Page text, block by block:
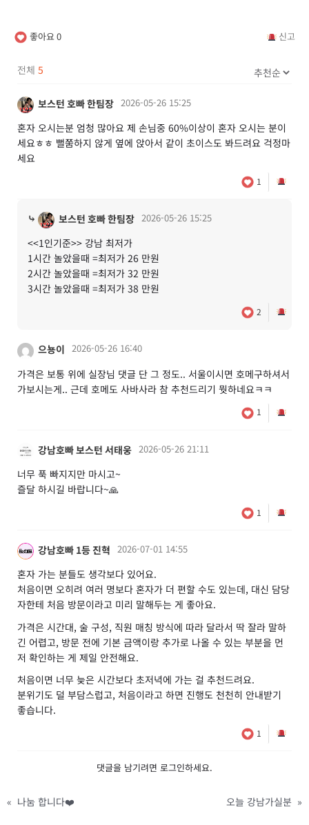
좋아요0 신고
전체 5
보스턴 호빠 한팀장 2026-05-26 15:25
혼자 오시는분 엄청 많아요 제 손님중 60%이상이 혼자 오시는 분이
세요ㅎㅎ 뻘쭘하지 않게 옆에 앉아서 같이 초이스도 봐드려요 걱정마
세요
1
⤷ 보스턴 호빠 한팀장 2026-05-26 15:25
<<1인기준>> 강남 최저가
1시간 놀았을때 =최저가 26 만원
2시간 놀았을때 =최저가 32 만원
3시간 놀았을때 =최저가 38 만원
2
으뇽이 2026-05-26 16:40
가격은 보통 위에 실장님 댓글 단 그 정도.. 서울이시면 호메구하셔서
가보시는게.. 근데 호메도 사바사라 참 추천드리기 뭣하네요ㅋㅋ
1
강남호빠 보스턴 서태웅 2026-05-26 21:11
너무 푹 빠지지만 마시고~
즐달 하시길 바랍니다~🙏
1
강남호빠 1등 진혁 2026-07-01 14:55
혼자 가는 분들도 생각보다 있어요.
처음이면 오히려 여러 명보다 혼자가 더 편할 수도 있는데, 대신 담당
자한테 처음 방문이라고 미리 말해두는 게 좋아요.
가격은 시간대, 술 구성, 직원 매칭 방식에 따라 달라서 딱 잘라 말하
긴 어렵고, 방문 전에 기본 금액이랑 추가로 나올 수 있는 부분을 먼
저 확인하는 게 제일 안전해요.
처음이면 너무 늦은 시간보다 초저녁에 가는 걸 추천드려요.
분위기도 덜 부담스럽고, 처음이라고 하면 진행도 천천히 안내받기
좋습니다.
1
댓글을 남기려면 로그인하세요.
« 나눔 합니다❤️ 오늘 강남가실분 »